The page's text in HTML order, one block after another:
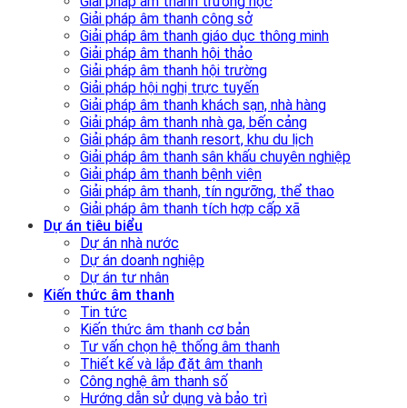
Giải pháp âm thanh công sở
Giải pháp âm thanh giáo dục thông minh
Giải pháp âm thanh hội thảo
Giải pháp âm thanh hội trường
Giải pháp hội nghị trực tuyến
Giải pháp âm thanh khách sạn, nhà hàng
Giải pháp âm thanh nhà ga, bến cảng
Giải pháp âm thanh resort, khu du lịch
Giải pháp âm thanh sân khấu chuyên nghiệp
Giải pháp âm thanh bệnh viện
Giải pháp âm thanh, tín ngưỡng, thể thao
Giải pháp âm thanh tích hợp cấp xã
Dự án tiêu biểu
Dự án nhà nước
Dự án doanh nghiệp
Dự án tư nhân
Kiến thức âm thanh
Tin tức
Kiến thức âm thanh cơ bản
Tư vấn chọn hệ thống âm thanh
Thiết kế và lắp đặt âm thanh
Công nghệ âm thanh số
Hướng dẫn sử dụng và bảo trì